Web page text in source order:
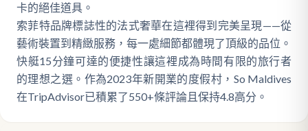
卡的絕佳道具。
索菲特品牌標誌性的法式奢華在這裡得到完美呈現——從
藝術裝置到精緻服務，每一處細節都體現了頂級的品位。
快艇15分鐘可達的便捷性讓這裡成為時間有限的旅行者
的理想之選。作為2023年新開業的度假村，So Maldives
在TripAdvisor已積累了550+條評論且保持4.8高分。